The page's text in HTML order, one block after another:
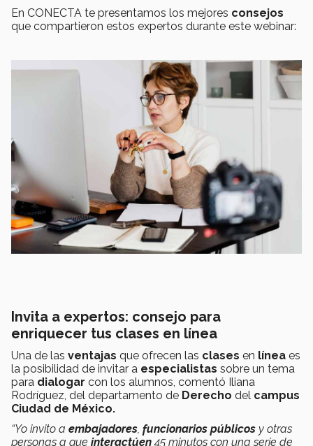
En CONECTA te presentamos los mejores consejos
que compartieron estos expertos durante este webinar:
Invita a expertos: consejo para
enriquecer tus clases en línea
Una de las ventajas que ofrecen las clases en línea es
la posibilidad de invitar a especialistas sobre un tema
para dialogar con los alumnos, comentó Iliana
Rodríguez, del departamento de Derecho del campus
Ciudad de México.
“Yo invito a embajadores, funcionarios públicos y otras
personas a que interactúen45 minutos con una serie de